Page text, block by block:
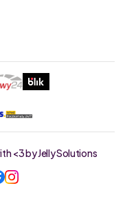
<3 by Jelly Solutions